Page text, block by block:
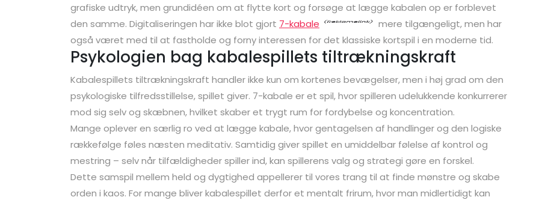
grafiske udtryk, men grundidéen om at flytte kort og forsøge at lægge kabalen op er forblevet
den samme. Digitaliseringen har ikke blot gjort 7-kabale
mere tilgængeligt, men har
også været med til at fastholde og forny interessen for det klassiske kortspil i en moderne tid.
Psykologien bag kabalespillets tiltrækningskraft
Kabalespillets tiltrækningskraft handler ikke kun om kortenes bevægelser, men i høj grad om den
psykologiske tilfredsstillelse, spillet giver. 7-kabale er et spil, hvor spilleren udelukkende konkurrerer
mod sig selv og skæbnen, hvilket skaber et trygt rum for fordybelse og koncentration.
Mange oplever en særlig ro ved at lægge kabale, hvor gentagelsen af handlinger og den logiske
rækkefølge føles næsten meditativ. Samtidig giver spillet en umiddelbar følelse af kontrol og
mestring – selv når tilfældigheder spiller ind, kan spillerens valg og strategi gøre en forskel.
Dette samspil mellem held og dygtighed appellerer til vores trang til at finde mønstre og skabe
orden i kaos. For mange bliver kabalespillet derfor et mentalt frirum, hvor man midlertidigt kan